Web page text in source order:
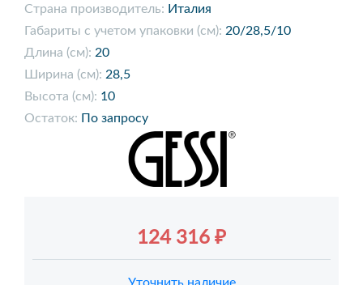
Страна производитель: Италия
Габариты с учетом упаковки (см): 20/28,5/10
Длина (см): 20
Ширина (см): 28,5
Высота (см): 10
Остаток: По запросу
124 316 ₽